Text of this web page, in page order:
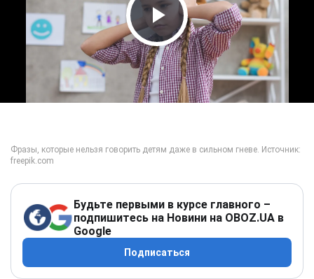
Play Video
Будьте первыми в курсе главного –
подпишитесь на Новини на OBOZ.UA в
Google
Подписаться